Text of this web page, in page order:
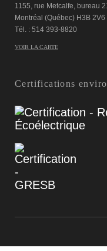
1155, rue Metcalfe, bureau
Montréal (Québec) H3B 2V6
Tél. : 514 393-8820
VOIR LA CARTE
Certifications